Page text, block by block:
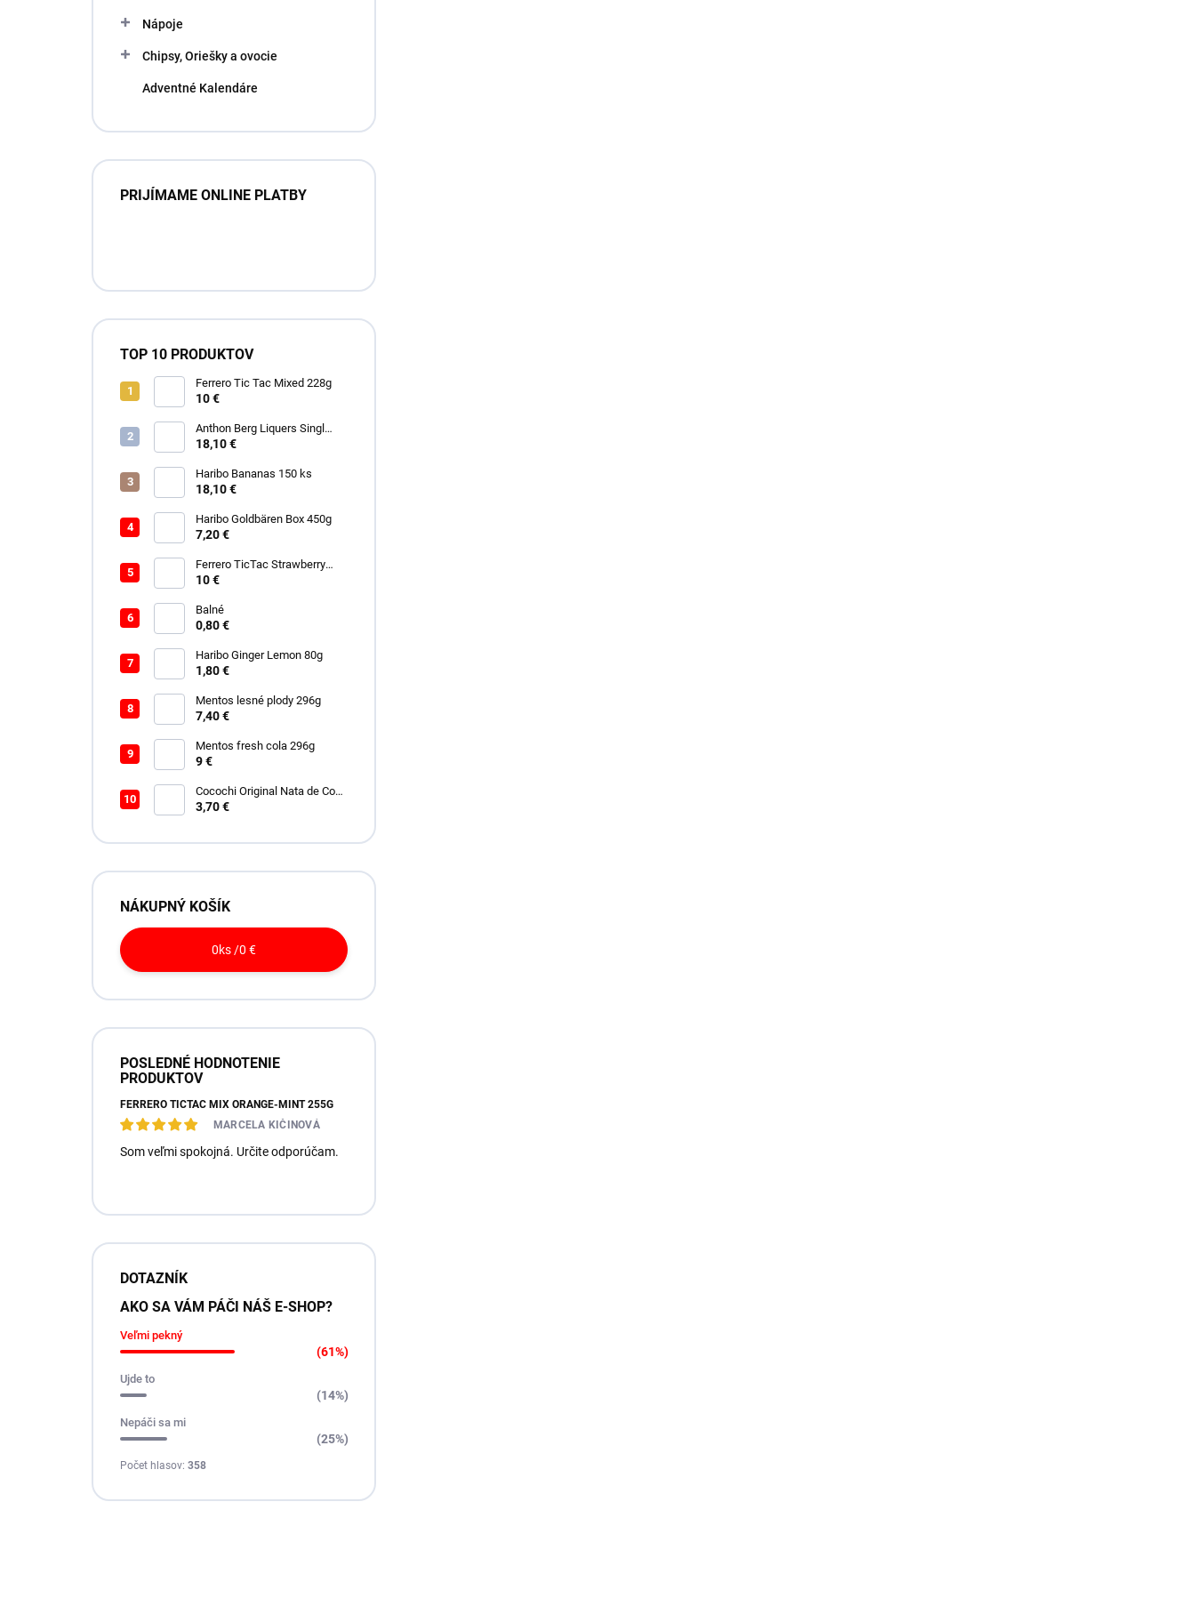
Nápoje
Chipsy, Oriešky a ovocie
Adventné Kalendáre
PRIJÍMAME ONLINE PLATBY
TOP 10 PRODUKTOV
Ferrero Tic Tac Mixed 228g
10 €
Anthon Berg Liquers Singl
Malt 230G
18,10 €
Haribo Bananas 150 ks
18,10 €
Haribo Goldbären Box 450g
7,20 €
Ferrero TicTac Strawberry
228g
10 €
Balné
0,80 €
Haribo Ginger Lemon 80g
1,80 €
Mentos lesné plody 296g
7,40 €
Mentos fresh cola 296g
9 €
Cocochi Original Nata de Coco
450ml
3,70 €
NÁKUPNÝ KOŠÍK
0ks /0 €
POSLEDNÉ HODNOTENIE
PRODUKTOV
FERRERO TICTAC MIX ORANGE-MINT 255G
MARCELA KIČINOVÁ
Som veľmi spokojná. Určite odporúčam.
DOTAZNÍK
AKO SA VÁM PÁČI NÁŠ E-SHOP?
Veľmi pekný
(61%)
Ujde to
(14%)
Nepáči sa mi
(25%)
Počet hlasov: 358